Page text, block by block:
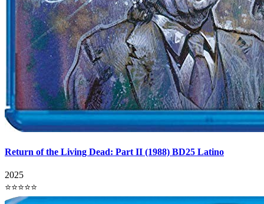
Return of the Living Dead: Part II (1988) BD25 Latino
2025
⭐⭐⭐⭐⭐